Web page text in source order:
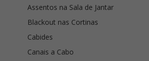
Assentos na Sala de Jantar
Blackout nas Cortinas
Cabides
Canais a Cabo